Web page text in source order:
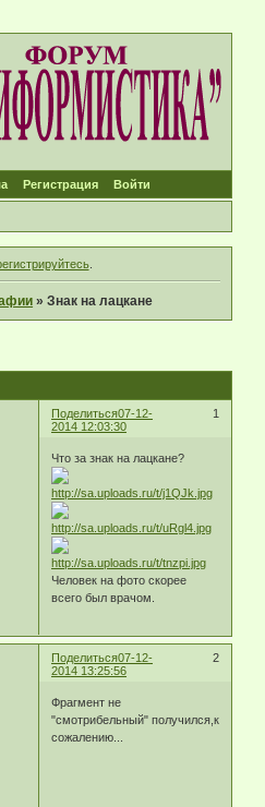
Регистрация Войти
.
»Знак на лацкане
Поделиться 1
07-12-
2014 12:03:30
Что за знак на лацкане?
Человек на фото скорее
всего был врачом.
Поделиться 2
07-12-
2014 13:25:56
Фрагмент не
"смотрибельный" получился,к
сожалению...